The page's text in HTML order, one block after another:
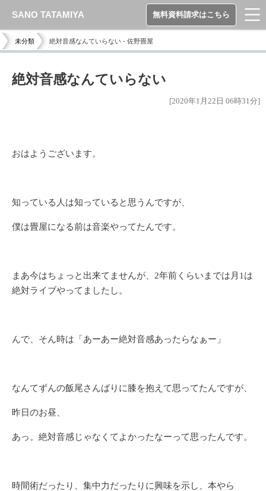
未分類 絶対音感なんていらない - 佐野畳屋
絶対音感なんていらない
[2020年1月22日 06時31分]
おはようございます。
知っている人は知っていると思うんですが、
僕は畳屋になる前は音楽やってたんです。
まあ今はちょっと出来てませんが、2年前くらいまでは月1は
絶対ライブやってましたし。
んで、そん時は「あーあー絶対音感あったらなぁー」
なんてずんの飯尾さんばりに膝を抱えて思ってたんですが、
昨日のお昼、
あっ。絶対音感じゃなくてよかったなーって思ったんです。
時間術だったり、集中力だったりに興味を示し、本やら
SANO TATAMIYA 無料資料請求はこちら